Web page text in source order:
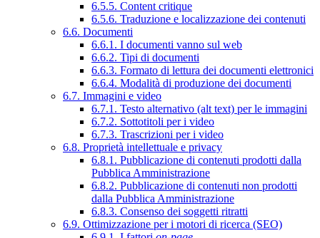
6.5.5. Content critique
6.5.6. Traduzione e localizzazione dei contenuti
6.6. Documenti
6.6.1. I documenti vanno sul web
6.6.2. Tipi di documenti
6.6.3. Formato di lettura dei documenti elettronici
6.6.4. Modalità di produzione dei documenti
6.7. Immagini e video
6.7.1. Testo alternativo (alt text) per le immagini
6.7.2. Sottotitoli per i video
6.7.3. Trascrizioni per i video
6.8. Proprietà intellettuale e privacy
6.8.1. Pubblicazione di contenuti prodotti dalla
Pubblica Amministrazione
6.8.2. Pubblicazione di contenuti non prodotti
dalla Pubblica Amministrazione
6.8.3. Consenso dei soggetti ritratti
6.9. Ottimizzazione per i motori di ricerca (SEO)